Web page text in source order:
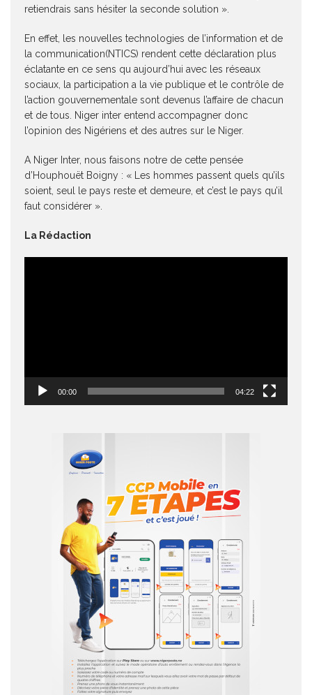
retiendrais sans hésiter la seconde solution ».
En effet, les nouvelles technologies de l’information et de
la communication(NTICS) rendent cette déclaration plus
éclatante en ce sens qu aujourd’hui avec les réseaux
sociaux, la participation a la vie publique et le contrôle de
l’action gouvernementale sont devenus l’affaire de chacun
et de tous. Niger inter entend accompagner donc
l’opinion des Nigériens et des autres sur le Niger.
A Niger Inter, nous faisons notre de cette pensée
d’Houphouët Boigny : « Les hommes passent quels qu’ils
soient, seul le pays reste et demeure, et c’est le pays qu’il
faut considérer ».
La Rédaction
00:00 04:22